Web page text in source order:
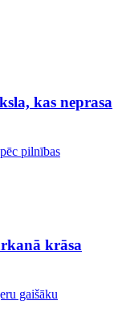
kas neprasa
pilnības
krāsa
gaišāku